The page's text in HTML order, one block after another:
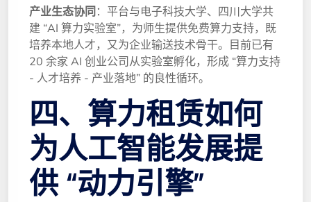
产业生态协同 ：平台与电子科技大学、四川大学共
建 “AI 算力实验室”，为师生提供免费算力支持，既
培养本地人才，又为企业输送技术骨干。目前已有
20 余家 AI 创业公司从实验室孵化，形成 “算力支持
- 人才培养 - 产业落地” 的良性循环。
四、算力租赁如何
为人工智能发展提
供 “动力引擎”